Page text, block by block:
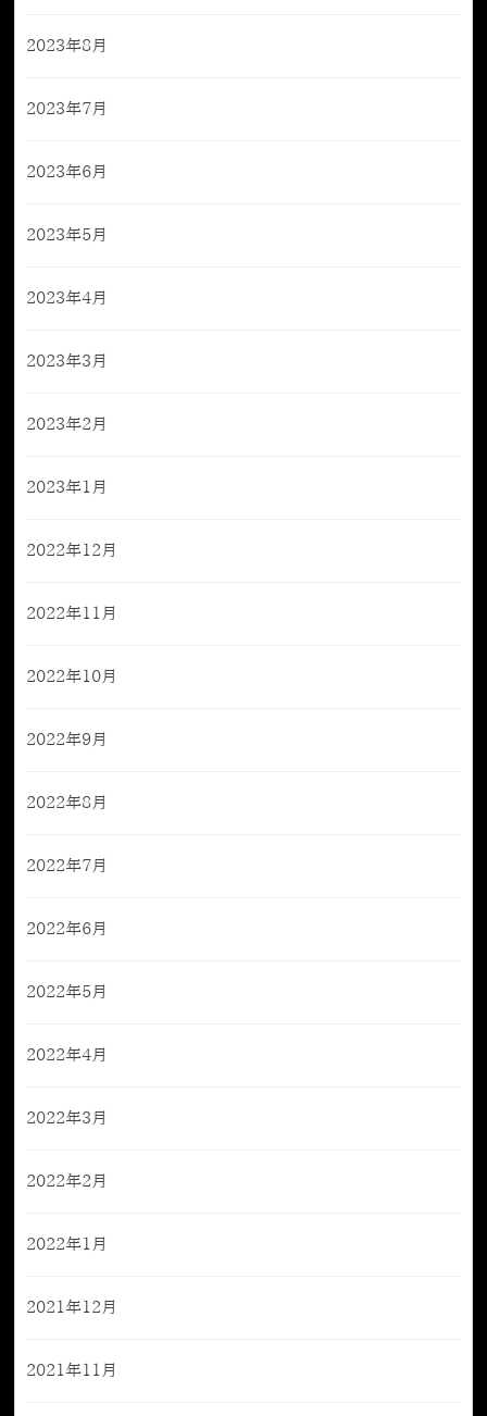
2023年8月
2023年7月
2023年6月
2023年5月
2023年4月
2023年3月
2023年2月
2023年1月
2022年12月
2022年11月
2022年10月
2022年9月
2022年8月
2022年7月
2022年6月
2022年5月
2022年4月
2022年3月
2022年2月
2022年1月
2021年12月
2021年11月